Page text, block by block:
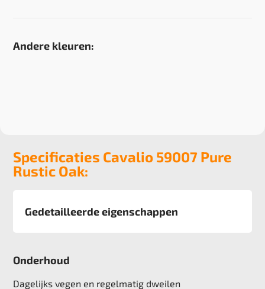
Andere kleuren:
Specificaties Cavalio 59007 Pure
Rustic Oak:
Gedetailleerde eigenschappen
Pool
Onderhoud
Dagelijks vegen en regelmatig dweilen